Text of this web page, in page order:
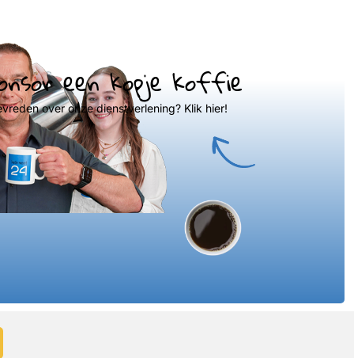
een kopje koffie
over onze dienstverlening? Klik hier!